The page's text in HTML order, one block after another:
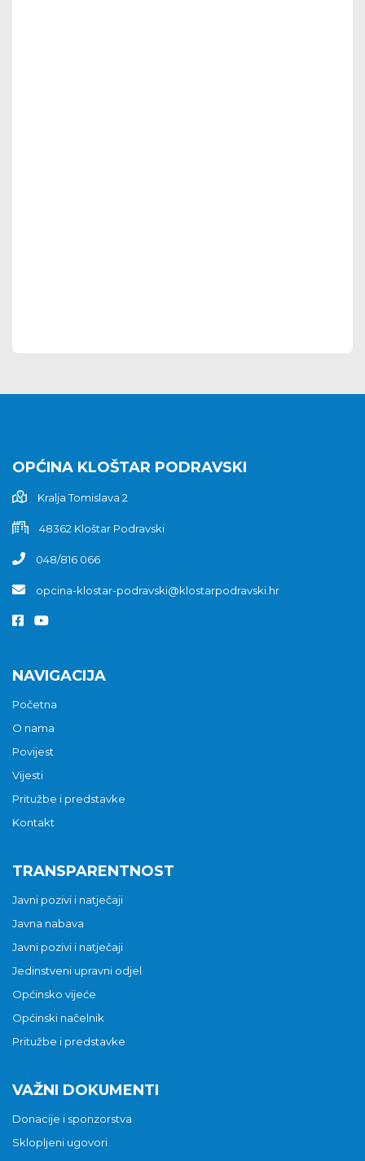
OPĆINA KLOŠTAR PODRAVSKI
Kralja Tomislava 2
48362 Kloštar Podravski
048/816 066
opcina-klostar-podravski@klostarpodravski.hr
NAVIGACIJA
Početna
O nama
Povijest
Vijesti
Pritužbe i predstavke
Kontakt
TRANSPARENTNOST
Javni pozivi i natječaji
Javna nabava
Javni pozivi i natječaji
Jedinstveni upravni odjel
Općinsko vijeće
Općinski načelnik
Pritužbe i predstavke
VAŽNI DOKUMENTI
Donacije i sponzorstva
Sklopljeni ugovori